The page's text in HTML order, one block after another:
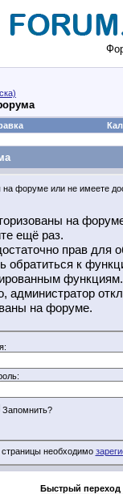
форуме или не имеете
на
ещё раз.
прав для
обратиться к
функциям.
администратор
на форуме.
Запомнить?
необходимо
Быстрый переход